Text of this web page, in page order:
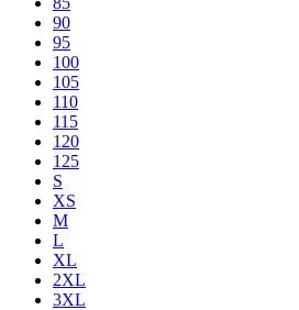
90
95
100
105
110
115
120
125
S
XS
M
L
XL
2XL
3XL